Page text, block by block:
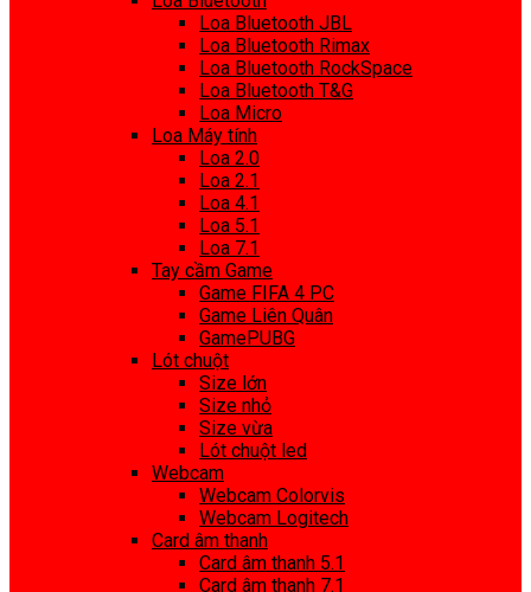
Loa Bluetooth JBL
Loa Bluetooth Rimax
Loa Bluetooth RockSpace
Loa Bluetooth T&G
Loa Micro
Loa Máy tính
Loa 2.0
Loa 2.1
Loa 4.1
Loa 5.1
Loa 7.1
Tay cầm Game
Game FIFA 4 PC
Game Liên Quân
GamePUBG
Lót chuột
Size lớn
Size nhỏ
Size vừa
Lót chuột led
Webcam
Webcam Colorvis
Webcam Logitech
Card âm thanh
Card âm thanh 5.1
Card âm thanh 7.1